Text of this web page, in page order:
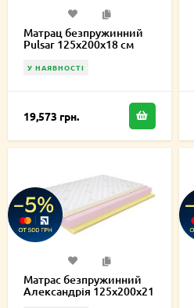
Матрац безпружинний
Pulsar 125х200х18 см
У НАЯВНОСТІ
19,573 грн.
Матрас безпружинний
Александрія 125х200х21